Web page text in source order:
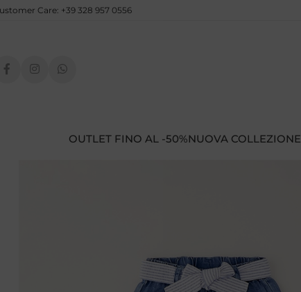
Care: +39 328 957 0556
OUTLET FINO AL -50%NUOVA COLLEZIONE